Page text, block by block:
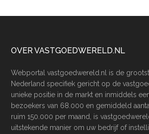
Footer
OVER VASTGOEDWERELD.NL
Webportal vastgoedwereld.nl is de
Nederland specifiek gericht op de
unieke positie in de markt en inmiddels
bezoekers van 68.000 en gemiddeld
ruim 150.000 per maand, is
uitstekende manier om uw bedrijf of